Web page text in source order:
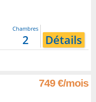
Chambres
2 Détails
749 €/mois